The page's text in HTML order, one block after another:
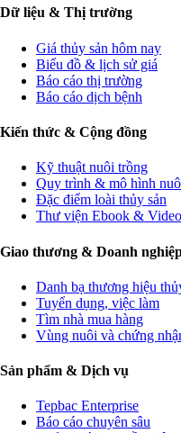
Dữ liệu & Thị trường
Giá thủy sản hôm nay
Biểu đồ & lịch sử giá
Báo cáo thị trường
Báo cáo dịch bệnh
Kiến thức & Cộng đồng
Kỹ thuật nuôi trồng
Quy trình & mô hình
Đặc điểm loài thủy sản
Thư viện Ebook & Video
Giao thương & Doanh
Danh bạ thương hiệu
Tuyển dụng, việc làm
Tìm nhà mua hàng
Vùng nuôi và chứng
Sản phẩm & Dịch vụ
Tepbac Enterprise
Báo cáo chuyên sâu